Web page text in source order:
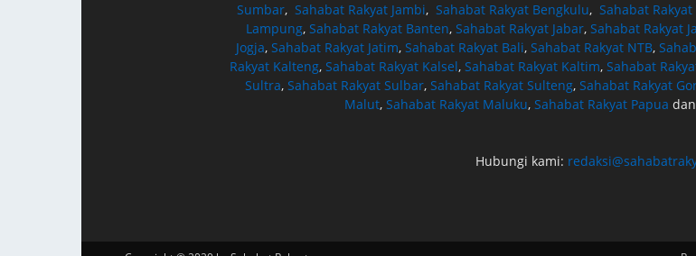
Sumbar,Sahabat Rakyat Jambi,Sahabat Rakyat Bengkulu,Sahabat
Lampung, Sahabat Rakyat Banten, Sahabat Rakyat Jabar, Sahabat Rakyat
Jogja, Sahabat Rakyat Jatim, Sahabat Rakyat Bali, Sahabat Rakyat NTB,
Rakyat Kalteng, Sahabat Rakyat Kalsel, Sahabat Rakyat Kaltim, Sahabat
Sultra, Sahabat Rakyat Sulbar, Sahabat Rakyat Sulteng, Sahabat Rakyat
Malut, Sahabat Rakyat Maluku, Sahabat Rakyat Papua dan
Hubungi kami: